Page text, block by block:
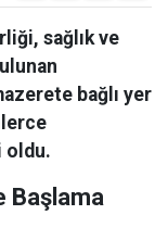
sağlık ve
bağlı yer
oldu.
Başlama